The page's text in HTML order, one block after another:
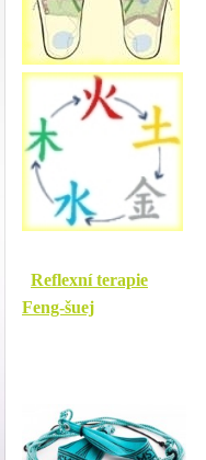
Reflexní terapie
Feng-šuej